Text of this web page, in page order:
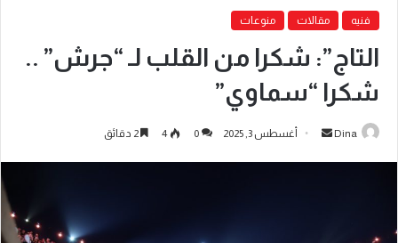
فنيه مقالات منوعات
التاج”: شكرا من القلب لـ “جرش” ..
شكرا “سماوي”
Dina أغسطس 3, 2025 0
4